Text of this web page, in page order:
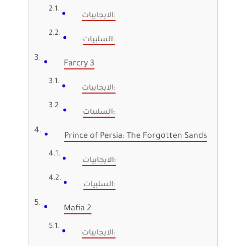
الايجابيات:
السلبيات:
Farcry 3
الايجابيات:
السلبيات:
Prince of Persia: The Forgotten Sands
الايجابيات:
السلبيات:
Mafia 2
الايجابيات: